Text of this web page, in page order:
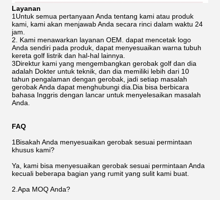
Layanan
1Untuk semua pertanyaan Anda tentang kami atau produk
kami, kami akan menjawab Anda secara rinci dalam waktu 24
jam.
2. Kami menawarkan layanan OEM. dapat mencetak logo
Anda sendiri pada produk, dapat menyesuaikan warna tubuh
kereta golf listrik dan hal-hal lainnya.
3Direktur kami yang mengembangkan gerobak golf dan dia
adalah Dokter untuk teknik, dan dia memiliki lebih dari 10
tahun pengalaman dengan gerobak, jadi setiap masalah
gerobak Anda dapat menghubungi dia.Dia bisa berbicara
bahasa Inggris dengan lancar untuk menyelesaikan masalah
Anda.
FAQ
1Bisakah Anda menyesuaikan gerobak sesuai permintaan
khusus kami?
Ya, kami bisa menyesuaikan gerobak sesuai permintaan Anda
kecuali beberapa bagian yang rumit yang sulit kami buat.
2.Apa MOQ Anda?